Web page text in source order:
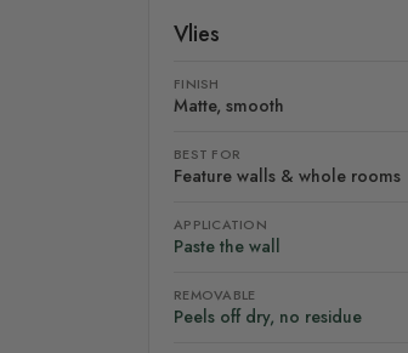
Vlies
FINISH
Matte, smooth
BEST FOR
Feature walls & whole rooms
APPLICATION
Paste the wall
REMOVABLE
Peels off dry, no residue